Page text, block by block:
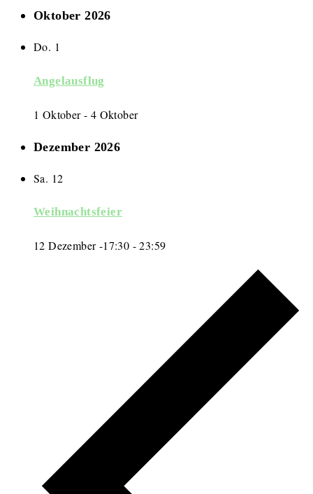
Oktober 2026
Do. 1
Angelausflug
1 Oktober- 4 Oktober
Dezember 2026
Sa. 12
Weihnachtsfeier
12 Dezember -17:30 -23:59